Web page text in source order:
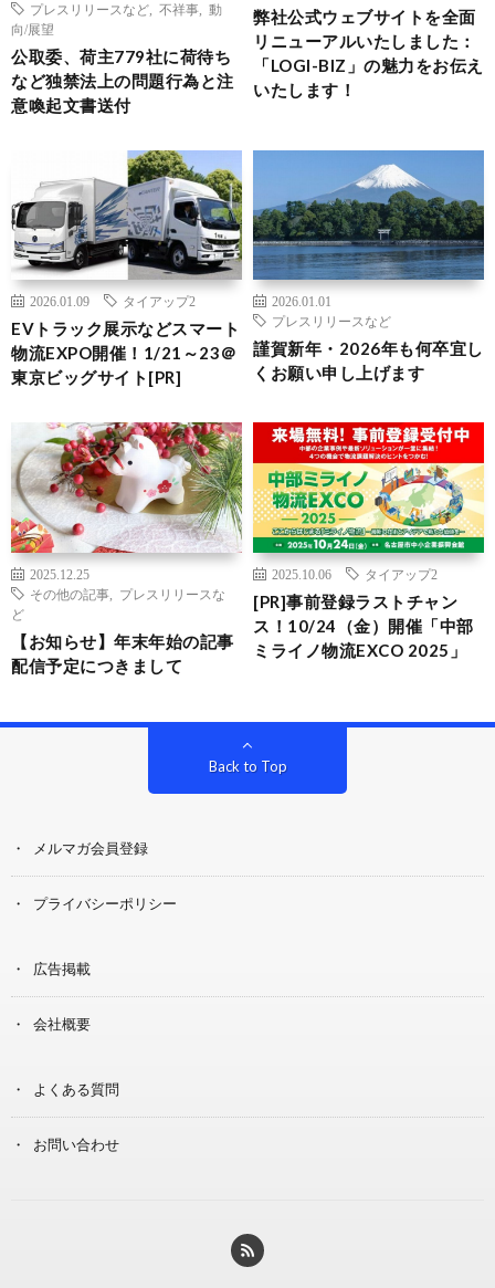
プレスリリースなど
不祥事
動
向/展望
公取委、荷主779社に荷待ち
など独禁法上の問題行為と注
意喚起文書送付
弊社公式ウェブサイトを全面
リニューアルいたしました：
「LOGI-BIZ」の魅力をお伝え
いたします！
2026.01.09 タイアップ2
EVトラック展示などスマート
物流EXPO開催！1/21～23＠
東京ビッグサイト[PR]
2026.01.01
プレスリリースなど
謹賀新年・2026年も何卒宜し
くお願い申し上げます
2025.12.25
その他の記事
プレスリリースな
ど
【お知らせ】年末年始の記事
配信予定につきまして
2025.10.06 タイアップ2
[PR]事前登録ラストチャン
ス！10/24（金）開催「中部
ミライノ物流EXCO 2025」
Back to Top
メルマガ会員登録
プライバシーポリシー
広告掲載
会社概要
よくある質問
お問い合わせ